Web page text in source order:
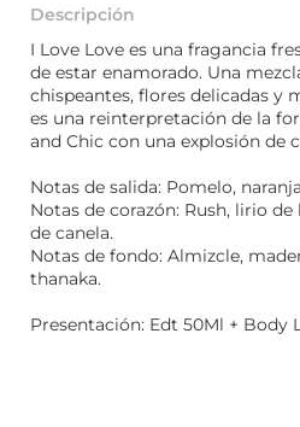
Descripción
I Love Love es una fragancia
de estar enamorado. Una
chispeantes, flores delicadas y
es una reinterpretación de la
and Chic con una explosión de
Notas de salida: Pomelo,
Notas de corazón: Rush, lirio
de canela.
Notas de fondo: Almizcle,
thanaka.
Presentación: Edt 50Ml + Body